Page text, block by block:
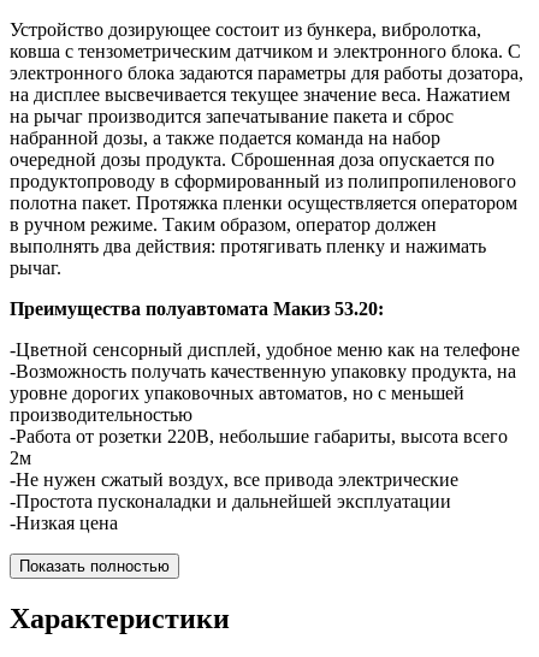
Устройство дозирующее состоит из бункера, вибролотка,
ковша с тензометрическим датчиком и электронного блока. С
электронного блока задаются параметры для работы дозатора,
на дисплее высвечивается текущее значение веса. Нажатием
на рычаг производится запечатывание пакета и сброс
набранной дозы, а также подается команда на набор
очередной дозы продукта. Сброшенная доза опускается по
продуктопроводу в сформированный из полипропиленового
полотна пакет. Протяжка пленки осуществляется оператором
в ручном режиме. Таким образом, оператор должен
выполнять два действия: протягивать пленку и нажимать
рычаг.
Преимущества полуавтомата Макиз 53.20:
-Цветной сенсорный дисплей, удобное меню как на телефоне
-Возможность получать качественную упаковку продукта, на
уровне дорогих упаковочных автоматов, но с меньшей
производительностью
-Работа от розетки 220В, небольшие габариты, высота всего
2м
-Не нужен сжатый воздух, все привода электрические
-Простота пусконаладки и дальнейшей эксплуатации
-Низкая цена
Показать полностью
Характеристики